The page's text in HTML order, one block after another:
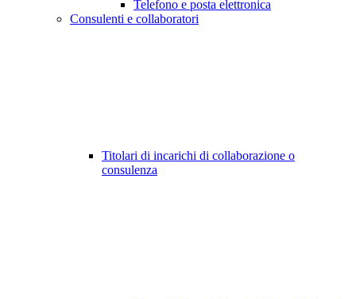
Telefono e posta elettronica
Consulenti e collaboratori
Titolari di incarichi di collaborazione o
consulenza